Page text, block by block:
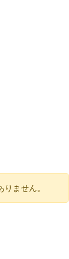
ません。